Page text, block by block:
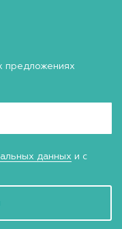
предложениях
данных и с